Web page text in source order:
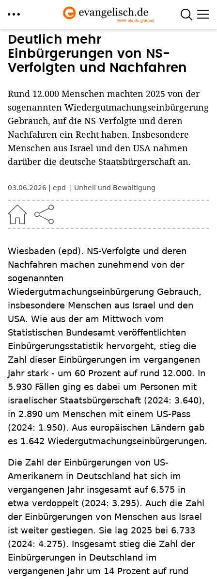
Direkt
zum
Inhalt
Deutlich mehr
Einbürgerungen von NS-
Verfolgten und Nachfahren
Rund 12.000 Menschen machten 2025 von der
sogenannten Wiedergutmachungseinbürgerung
Gebrauch, auf die NS-Verfolgte und deren
Nachfahren ein Recht haben. Insbesondere
Menschen aus Israel und den USA nahmen
darüber die deutsche Staatsbürgerschaft an.
03.06.2026 epd Unheil und Bewältigung
Wiesbaden (epd). NS-Verfolgte und deren
Nachfahren machen zunehmend von der
sogenannten
Wiedergutmachungseinbürgerung Gebrauch,
insbesondere Menschen aus Israel und den
USA. Wie aus der am Mittwoch vom
Statistischen Bundesamt veröffentlichten
Einbürgerungsstatistik hervorgeht, stieg die
Zahl dieser Einbürgerungen im vergangenen
Jahr stark - um 60 Prozent auf rund 12.000. In
5.930 Fällen ging es dabei um Personen mit
israelischer Staatsbürgerschaft (2024: 3.640),
in 2.890 um Menschen mit einem US-Pass
(2024: 1.950). Aus europäischen Ländern gab
es 1.642 Wiedergutmachungseinbürgerungen.
Die Zahl der Einbürgerungen von US-
Amerikanern in Deutschland hat sich im
vergangenen Jahr insgesamt auf 6.575 in
etwa verdoppelt (2024: 3.295). Auch die Zahl
der Einbürgerungen von Menschen aus Israel
ist weiter gestiegen. Sie lag 2025 bei 6.733
(2024: 4.275). Insgesamt stieg die Zahl der
Einbürgerungen in Deutschland im
vergangenen Jahr um 14 Prozent auf rund